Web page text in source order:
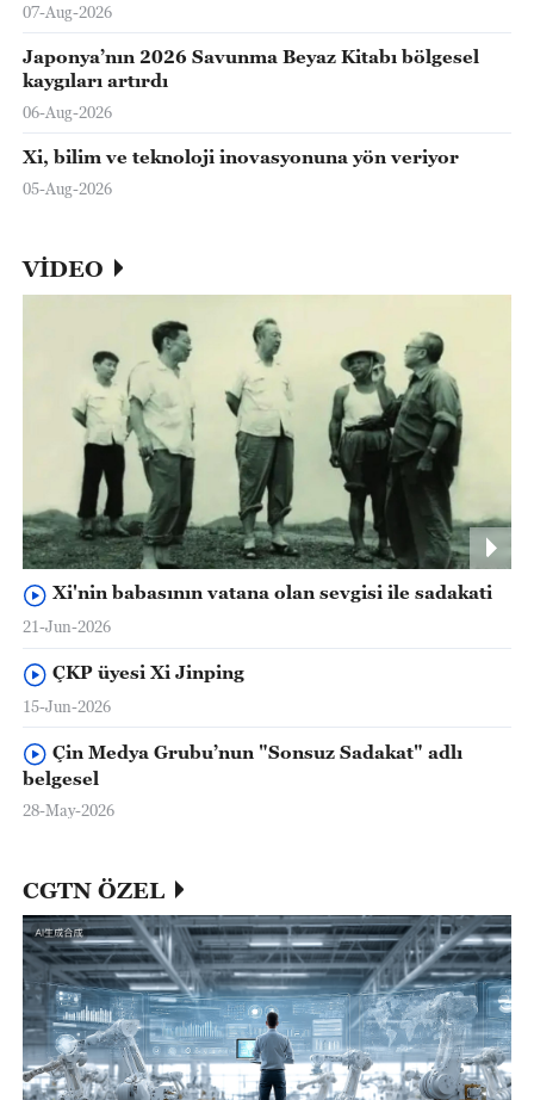
07-Aug-2026
Japonya’nın 2026 Savunma Beyaz Kitabı bölgesel
kaygıları artırdı
06-Aug-2026
Xi, bilim ve teknoloji inovasyonuna yön veriyor
05-Aug-2026
VİDEO
Xi'nin babasının vatana olan sevgisi ile sadakati
21-Jun-2026
ÇKP üyesi Xi Jinping
15-Jun-2026
Çin Medya Grubu’nun "Sonsuz Sadakat" adlı
belgesel
28-May-2026
CGTN ÖZEL